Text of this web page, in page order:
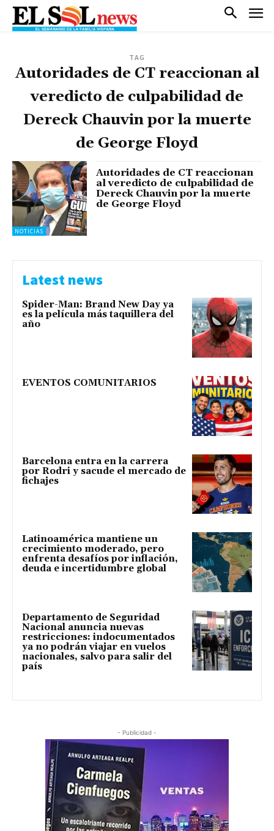
TAG
Autoridades de CT reaccionan al
veredicto de culpabilidad de
Dereck Chauvin por la muerte
de George Floyd
NOTICIAS
Autoridades de CT reaccionan
al veredicto de culpabilidad de
Dereck Chauvin por la muerte
de George Floyd
Latest news
Spider-Man: Brand New Day ya
es la película más taquillera del
año
EVENTOS COMUNITARIOS
Barcelona entra en la carrera
por Rodri y sacude el mercado de
fichajes
Latinoamérica mantiene un
crecimiento moderado, pero
enfrenta desafíos por inflación,
deuda e incertidumbre global
Departamento de Seguridad
Nacional anuncia nuevas
restricciones: indocumentados
ya no podrán viajar en vuelos
nacionales, salvo para salir del
país
- Publicidad -